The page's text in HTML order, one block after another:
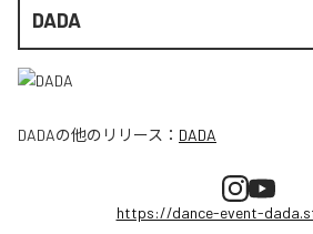
DADA
DADAの他のリリース： DADA
https://dance-event-